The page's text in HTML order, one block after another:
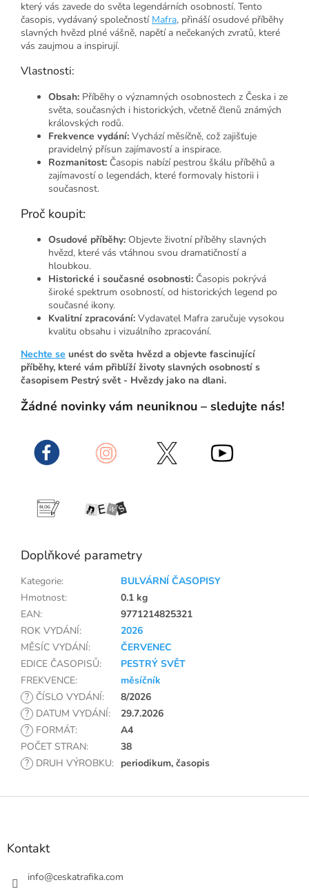
který vás zavede do světa legendárních osobností. Tento
časopis, vydávaný společností Mafra, přináší osudové příběhy
slavných hvězd plné vášně, napětí a nečekaných zvratů, které
vás zaujmou a inspirují.
Vlastnosti:
Obsah: Příběhy o významných osobnostech z Česka i ze
světa, současných i historických, včetně členů známých
královských rodů.
Frekvence vydání: Vychází měsíčně, což zajišťuje
pravidelný přísun zajímavostí a inspirace.
Rozmanitost: Časopis nabízí pestrou škálu příběhů a
zajímavostí o legendách, které formovaly historii i
současnost.
Proč koupit:
Osudové příběhy: Objevte životní příběhy slavných
hvězd, které vás vtáhnou svou dramatičností a
hloubkou.
Historické i současné osobnosti: Časopis pokrývá
široké spektrum osobností, od historických legend po
současné ikony.
Kvalitní zpracování: Vydavatel Mafra zaručuje vysokou
kvalitu obsahu i vizuálního zpracování.
Nechte se unést do světa hvězd a objevte fascinující
příběhy, které vám přiblíží životy slavných osobností s
časopisem Pestrý svět - Hvězdy jako na dlani.
Žádné novinky vám neuniknou – sledujte nás!
Doplňkové parametry
Kategorie:
BULVÁRNÍ ČASOPISY
Hmotnost:
0.1 kg
EAN:
9771214825321
ROK VYDÁNÍ:
2026
MĚSÍC VYDÁNÍ:
ČERVENEC
EDICE ČASOPISŮ:
PESTRÝ SVĚT
FREKVENCE:
měsíčník
? ČÍSLO VYDÁNÍ:
8/2026
? DATUM VYDÁNÍ:
29.7.2026
? FORMÁT:
A4
POČET STRAN:
38
? DRUH VÝROBKU: periodikum, časopis
Z
Kontakt
info@ceskatrafika.com